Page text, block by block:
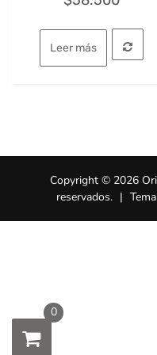
Leer más
Copyright © 2026
reservados. |
0